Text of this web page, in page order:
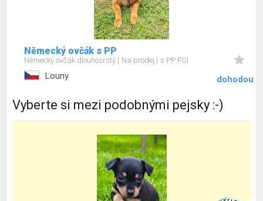
Německý ovčák s PP
Německý ovčák dlouhosrstý Na prodej s PP FCI
Louny dohodou
Vyberte si mezi podobnými pejsky :-)